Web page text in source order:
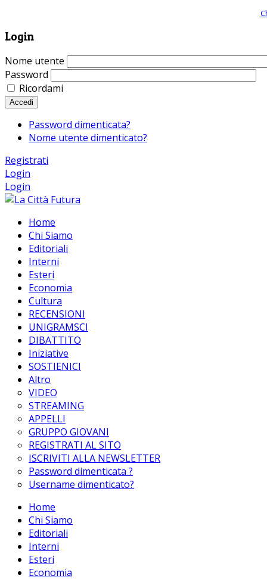
Login
Nome utente
Password
Ricordami
Accedi
Password dimenticata?
Nome utente dimenticato?
Registrati
Login
Login
Home
Chi Siamo
Editoriali
Interni
Esteri
Economia
Cultura
RECENSIONI
UNIGRAMSCI
DIBATTITO
Iniziative
SOSTIENICI
Altro
VIDEO
STREAMING
APPELLI
GRUPPO GIOVANI
REGISTRATI AL SITO
ISCRIVITI ALLA NEWSLETTER
Password dimenticata ?
Username dimenticato?
Home
Chi Siamo
Editoriali
Interni
Esteri
Economia